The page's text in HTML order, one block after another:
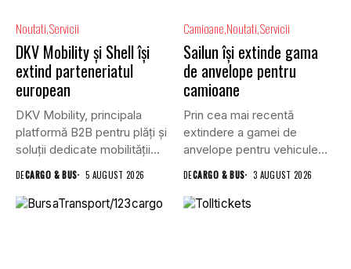
Noutati Servicii
DKV Mobility și Shell își
extind parteneriatul
european
DKV Mobility, principala
platformă B2B pentru plăți și
soluții dedicate mobilității
DECARGO & BUS 5 AUGUST 2026
Camioane Noutati Servicii
Sailun își extinde gama
de anvelope pentru
camioane
Prin cea mai recentă
extindere a gamei de
anvelope pentru vehicule
DECARGO & BUS 3 AUGUST 2026